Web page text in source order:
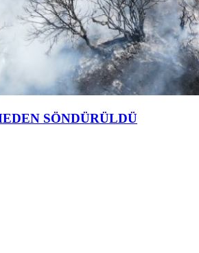
SÖNDÜRÜLDÜ